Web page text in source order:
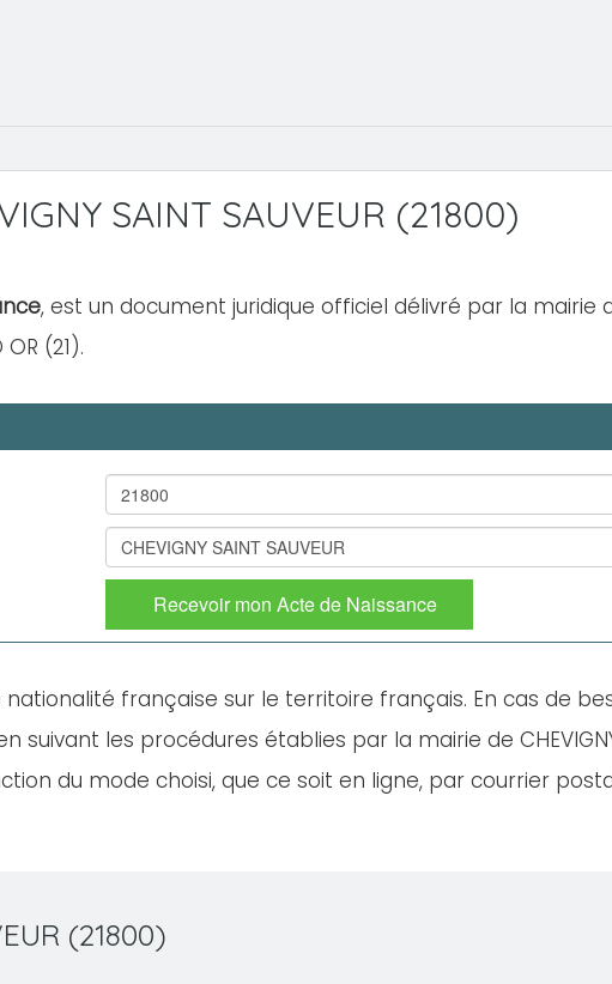
SAINT SAUVEUR (21800)
, est un document juridique officiel délivré par la mairie
(21).
Recevoir mon Acte de Naissance
française sur le territoire français. En cas de
suivant les procédures établies par la mairie de
du mode choisi, que ce soit en ligne, par courrier
(21800)